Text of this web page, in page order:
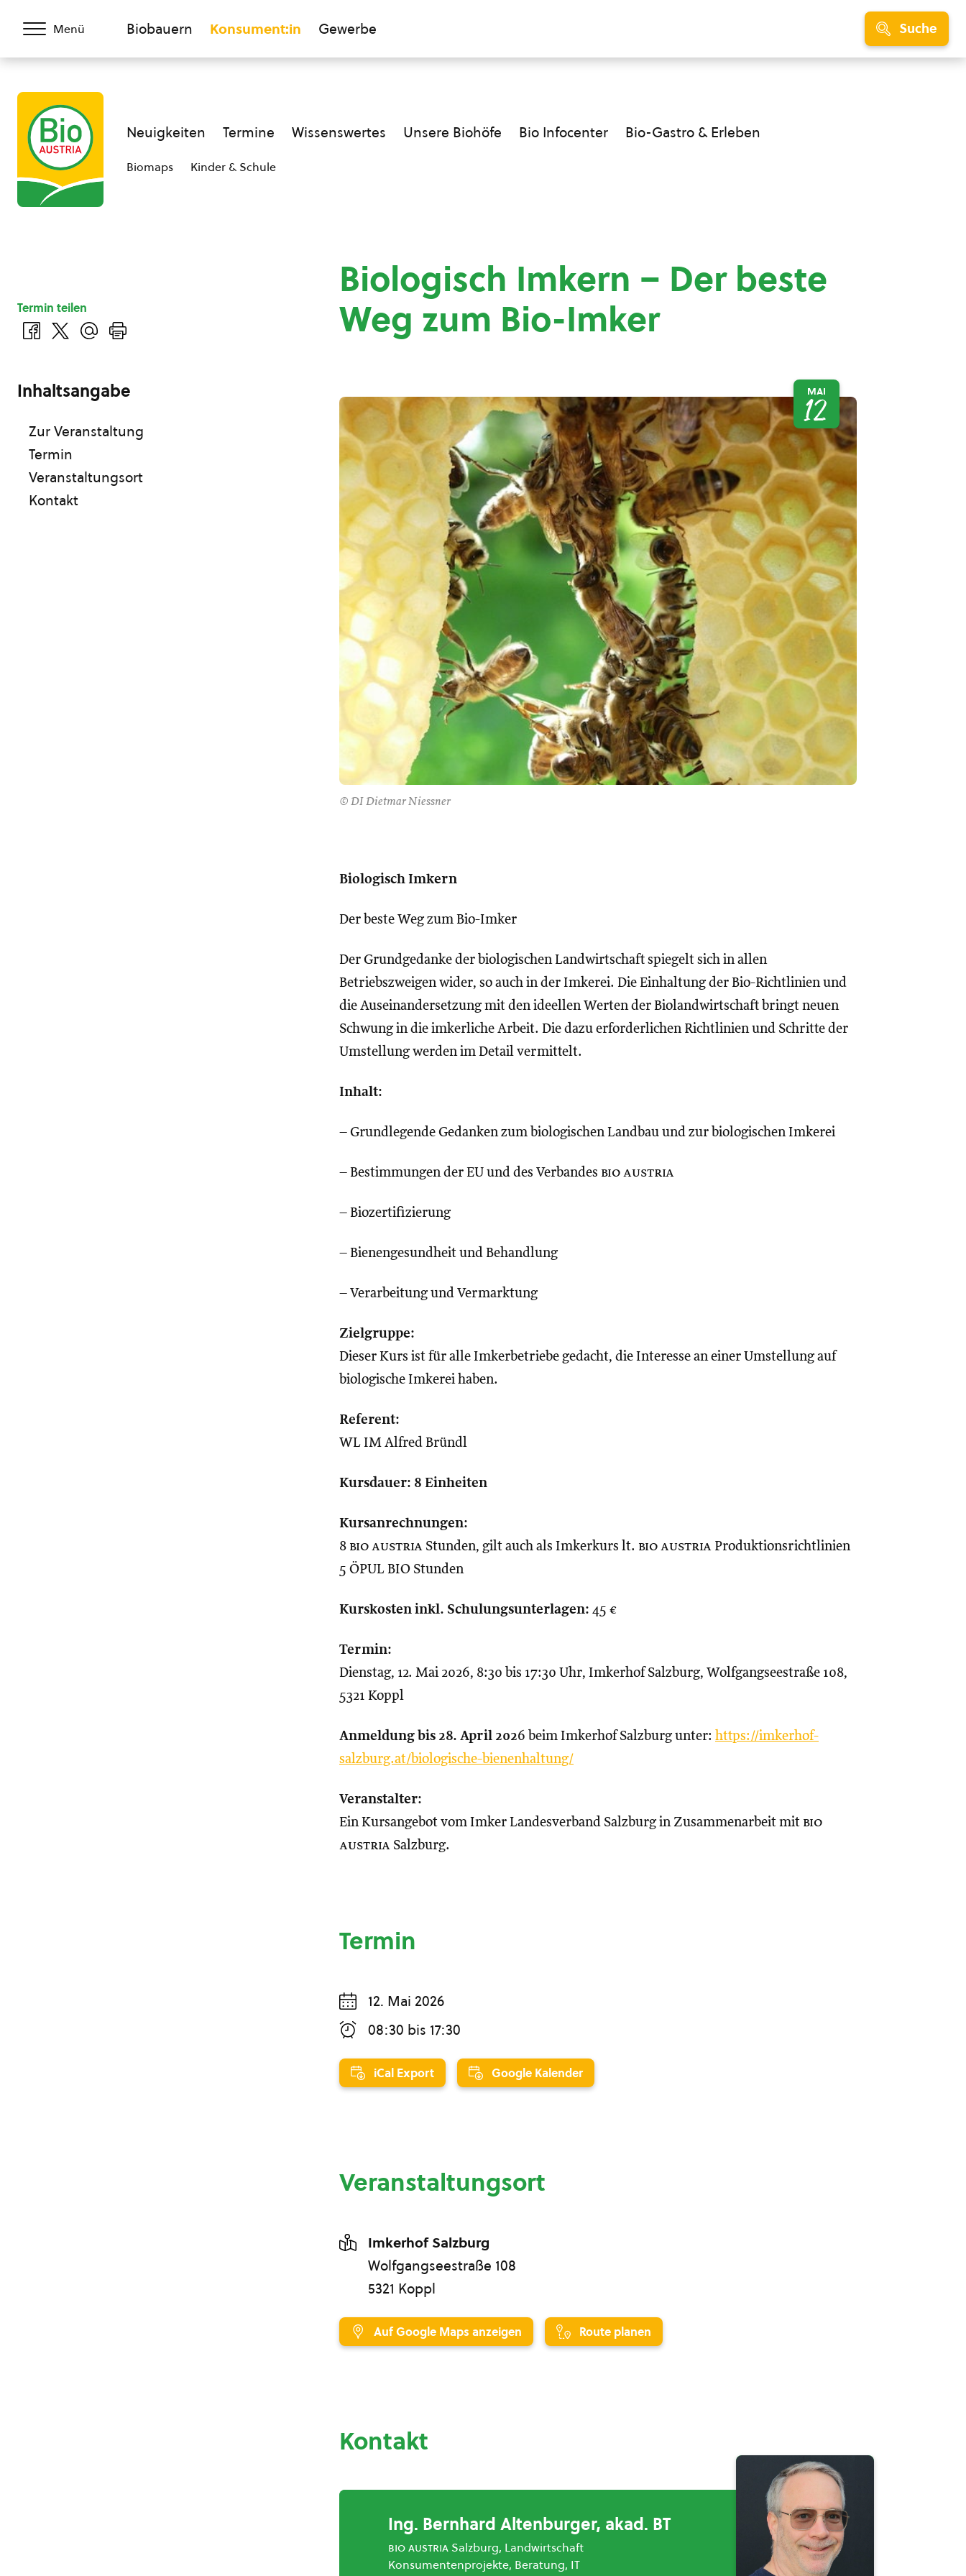
Menü Biobauern Konsument:in Gewerbe Suche
Neuigkeiten Termine Wissenswertes Unsere Biohöfe Bio Infocenter Bio-Gastro & Erleben
Biomaps Kinder & Schule
Biologisch Imkern – Der beste
Weg zum Bio-Imker
© DI Dietmar Niessner
MAI
12
Biologisch Imkern
Der beste Weg zum Bio-Imker
Der Grundgedanke der biologischen Landwirtschaft spiegelt sich in allen
Betriebszweigen wider, so auch in der Imkerei. Die Einhaltung der Bio-Richtlinien und
die Auseinandersetzung mit den ideellen Werten der Biolandwirtschaft bringt neuen
Schwung in die imkerliche Arbeit. Die dazu erforderlichen Richtlinien und Schritte der
Umstellung werden im Detail vermittelt.
Inhalt:
– Grundlegende Gedanken zum biologischen Landbau und zur biologischen Imkerei
– Bestimmungen der EU und des Verbandes bio austria
– Biozertifizierung
– Bienengesundheit und Behandlung
– Verarbeitung und Vermarktung
Zielgruppe:
Dieser Kurs ist für alle Imkerbetriebe gedacht, die Interesse an einer Umstellung auf
biologische Imkerei haben.
Referent:
WL IM Alfred Bründl
Kursdauer: 8 Einheiten
Kursanrechnungen:
8 bio austria Stunden, gilt auch als Imkerkurs lt. bio austria Produktionsrichtlinien
5 ÖPUL BIO Stunden
Kurskosten inkl. Schulungsunterlagen: 45 €
Termin:
Dienstag, 12. Mai 2026, 8:30 bis 17:30 Uhr, Imkerhof Salzburg, Wolfgangseestraße 108,
5321 Koppl
Anmeldung bis 28. April 2026 beim Imkerhof Salzburg unter: https://imkerhof-
salzburg.at/biologische-bienenhaltung/
Veranstalter:
Ein Kursangebot vom Imker Landesverband Salzburg in Zusammenarbeit mit bio
austria Salzburg.
Termin
12. Mai 2026
08:30 bis 17:30
iCal Export Google Kalender
Veranstaltungsort
Imkerhof Salzburg
Wolfgangseestraße 108
5321 Koppl
Auf Google Maps anzeigen Route planen
Kontakt
Ing. Bernhard Altenburger, akad. BT
bio austria Salzburg, Landwirtschaft
Konsumentenprojekte, Beratung, IT
Termin teilen
Inhaltsangabe
Zur Veranstaltung
Termin
Veranstaltungsort
Kontakt